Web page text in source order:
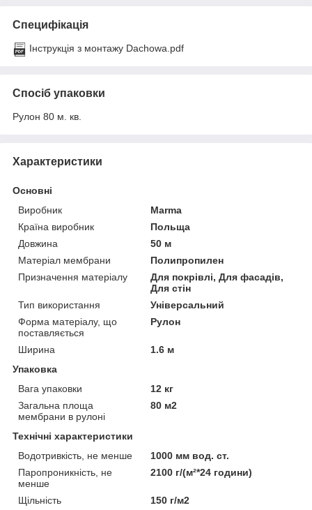
Специфікація
Інструкція з монтажу Dachowa.pdf
Спосіб упаковки
Рулон 80 м. кв.
Характеристики
Основні
Виробник
Marma
Країна виробник
Польща
Довжина
50 м
Матеріал мембрани
Полипропилен
Призначення матеріалу
Для покрівлі, Для фасадів,
Для стін
Тип використання
Універсальний
Форма матеріалу, що
поставляється
Рулон
Ширина
1.6 м
Упаковка
Вага упаковки
12 кг
Загальна площа
мембрани в рулоні
80 м2
Технічні характеристики
Водотривкість, не менше
1000 мм вод. ст.
Паропроникність, не
менше
2100 г/(м²*24 години)
Щільність
150 г/м2